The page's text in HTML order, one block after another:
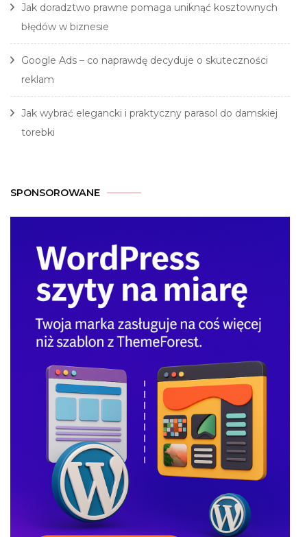
Jak doradztwo prawne pomaga uniknąć kosztownych
błędów w biznesie
Google Ads – co naprawdę decyduje o skuteczności
reklam
Jak wybrać elegancki i praktyczny parasol do damskiej
torebki
SPONSOROWANE